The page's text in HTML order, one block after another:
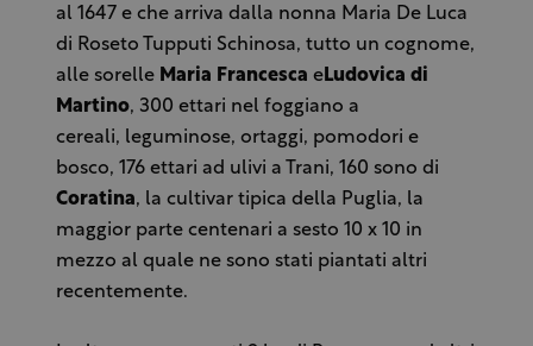
al 1647 e che arriva dalla nonna Maria De Luca
di Roseto Tupputi Schinosa, tutto un cognome,
alle sorelle Maria Francesca eLudovica di
Martino, 300 ettari nel foggiano a
cereali, leguminose, ortaggi, pomodori e
bosco, 176 ettari ad ulivi a Trani, 160 sono di
Coratina, la cultivar tipica della Puglia, la
maggior parte centenari a sesto 10 x 10 in
mezzo al quale ne sono stati piantati altri
recentemente.